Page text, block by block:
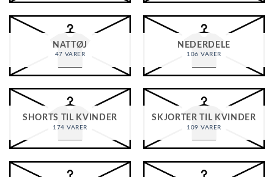
NATTØJ
47 VARER
NEDERDELE
106 VARER
SHORTS TIL KVINDER
174 VARER
SKJORTER TIL KVINDER
109 VARER